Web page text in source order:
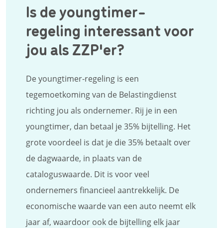
Is de youngtimer-
regeling interessant voor
jou als ZZP'er?
De youngtimer-regeling is een
tegemoetkoming van de Belastingdienst
richting jou als ondernemer. Rij je in een
youngtimer, dan betaal je 35% bijtelling. Het
grote voordeel is dat je die 35% betaalt over
de dagwaarde, in plaats van de
cataloguswaarde. Dit is voor veel
ondernemers financieel aantrekkelijk. De
economische waarde van een auto neemt elk
jaar af, waardoor ook de bijtelling elk jaar